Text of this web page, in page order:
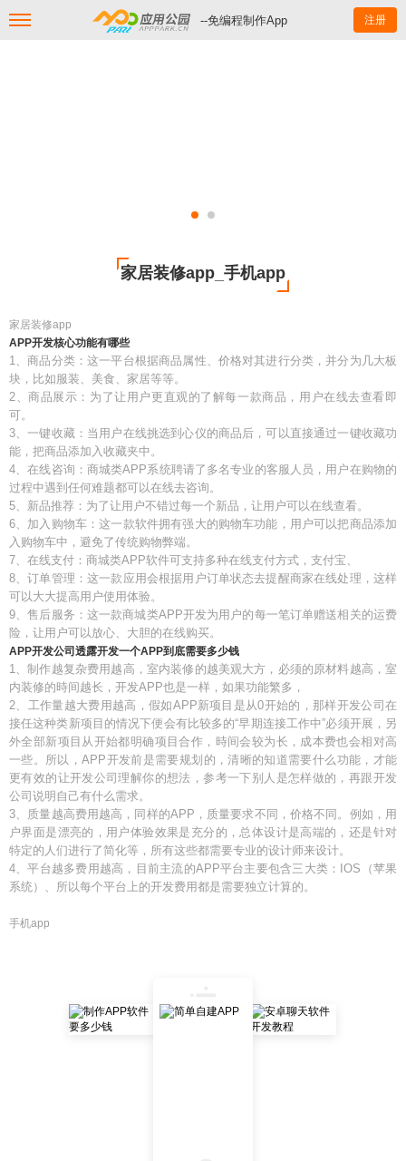
--免编程制作App 注册
家居装修app_手机app
家居装修app
APP开发核心功能有哪些
1、商品分类：这一平台根据商品属性、价格对其进行分类，并分为几大板
块，比如服装、美食、家居等等。
2、商品展示：为了让用户更直观的了解每一款商品，用户在线去查看即
可。
3、一键收藏：当用户在线挑选到心仪的商品后，可以直接通过一键收藏功
能，把商品添加入收藏夹中。
4、在线咨询：商城类APP系统聘请了多名专业的客服人员，用户在购物的
过程中遇到任何难题都可以在线去咨询。
5、新品推荐：为了让用户不错过每一个新品，让用户可以在线查看。
6、加入购物车：这一款软件拥有强大的购物车功能，用户可以把商品添加
入购物车中，避免了传统购物弊端。
7、在线支付：商城类APP软件可支持多种在线支付方式，支付宝、
8、订单管理：这一款应用会根据用户订单状态去提醒商家在线处理，这样
可以大大提高用户使用体验。
9、售后服务：这一款商城类APP开发为用户的每一笔订单赠送相关的运费
险，让用户可以放心、大胆的在线购买。
APP开发公司透露开发一个APP到底需要多少钱
1、制作越复杂费用越高，室内装修的越美观大方，必须的原材料越高，室
内装修的時间越长，开发APP也是一样，如果功能繁多，
2、工作量越大费用越高，假如APP新项目是从0开始的，那样开发公司在
接任这种类新项目的情况下便会有比较多的“早期连接工作中”必须开展，另
外全部新项目从开始都明确项目合作，時间会较为长，成本费也会相对高
一些。所以，APP开发前是需要规划的，清晰的知道需要什么功能，才能
更有效的让开发公司理解你的想法，参考一下别人是怎样做的，再跟开发
公司说明自己有什么需求。
3、质量越高费用越高，同样的APP，质量要求不同，价格不同。例如，用
户界面是漂亮的，用户体验效果是充分的，总体设计是高端的，还是针对
特定的人们进行了简化等，所有这些都需要专业的设计师来设计。
4、平台越多费用越高，目前主流的APP平台主要包含三大类：IOS（苹果
系统）、所以每个平台上的开发费用都是需要独立计算的。
手机app